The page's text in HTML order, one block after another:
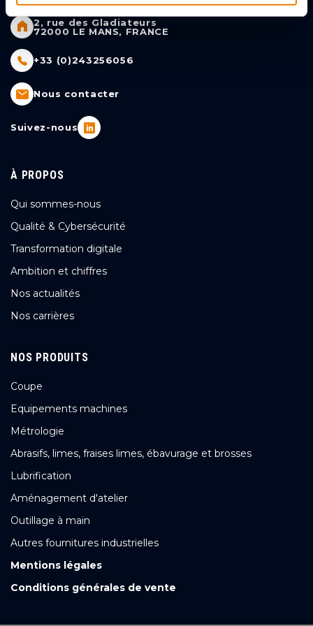
2, rue des Gladiateurs
72000 LE MANS, FRANCE
+33 (0)243256056
Nous contacter
Suivez-nous
À PROPOS
Qui sommes-nous
Qualité & Cybersécurité
Transformation digitale
Ambition et chiffres
Nos actualités
Nos carrières
NOS PRODUITS
Coupe
Equipements machines
Métrologie
Abrasifs, limes, fraises limes, ébavurage et brosses
Lubrification
Aménagement d'atelier
Outillage à main
Autres fournitures industrielles
Mentions légales
Conditions générales de vente